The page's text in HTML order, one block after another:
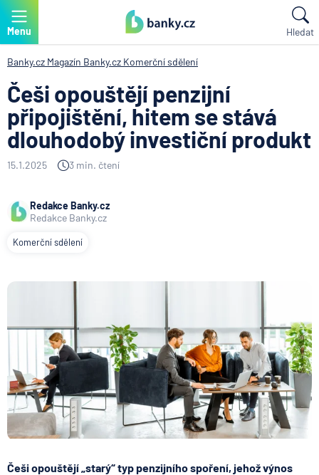
Menu Hledat
Banky.cz Magazín Banky.cz Komerční sdělení
Češi opouštějí penzijní
připojištění, hitem se stává
dlouhodobý investiční produkt
15.1.2025 3 min. čtení
Redakce Banky.cz
Redakce Banky.cz
Komerční sdělení
Češi opouštějí „starý“ typ penzijního spoření, jehož výnos